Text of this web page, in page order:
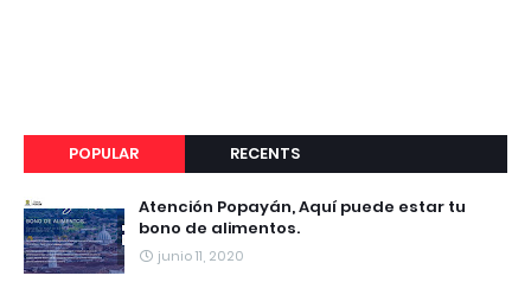
POPULAR RECENTS
Atención Popayán, Aquí puede estar tu
bono de alimentos.
junio 11, 2020